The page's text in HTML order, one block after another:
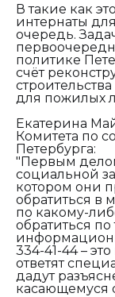
В такие как
интернаты
очередь.
политике
счёт
для пожилых
Екатерина
Комитета по
Петербурга:
"Первым
социальной
котором они
обратиться в
по какому-
обратиться
334-41-44 –
ответят
дадут
касающемуся